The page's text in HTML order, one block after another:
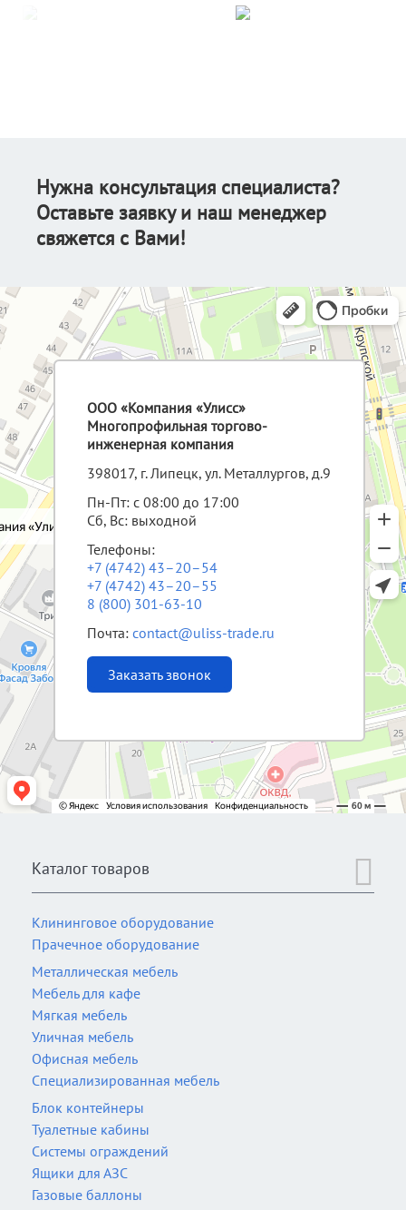
Нужна консультация специалиста?
Оставьте заявку и наш менеджер
свяжется с Вами!
ООО «Компания «Улисс»
Многопрофильная торгово-
инженерная компания
398017, г. Липецк, ул. Металлургов, д.9
Пн-Пт: с 08:00 до 17:00
Сб, Вс: выходной
Телефоны:
+7 (4742) 43–20–54
+7 (4742) 43–20–55
8 (800) 301-63-10
Почта:contact@uliss-trade.ru
Заказать звонок
Каталог товаров
Клининговое оборудование
Прачечное оборудование
Металлическая мебель
Мебель для кафе
Мягкая мебель
Уличная мебель
Офисная мебель
Специализированная мебель
Блок контейнеры
Туалетные кабины
Системы ограждений
Ящики для АЗС
Газовые баллоны